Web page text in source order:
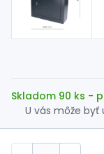
Skladom 90 ks -
U vás môže byť